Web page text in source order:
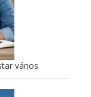
vários